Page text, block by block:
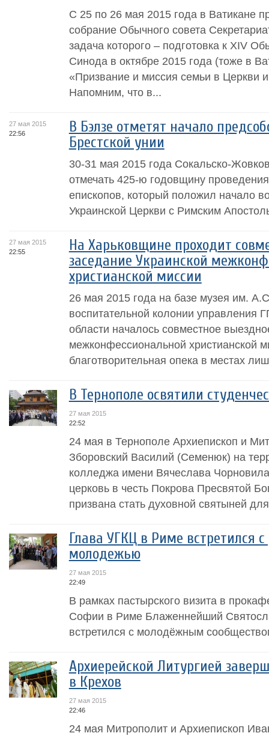
С 25 по 26 мая 2015 года в Ватикане
собрание Обычного совета
задача которого – подготовка к XIV
Синода в октябре 2015 года (тоже в
«Призвание и миссия семьи в Церкви
Напомним, что в...
27 мая 2015
22:56
В Бэлзе отметят начало
Брестской унии
30-31 мая 2015 года Сокальско-
отмечать 425-ю годовщину
епископов, который положил начало
Украинской Церкви с Римским
27 мая 2015
22:55
На Харьковщине проходит
заседание Украинской
христианской миссии
26 мая 2015 года на базе музея им.
воспитательной колонии управления
области началось совместное
межконфессиональной христианской
благотворительная опека в местах
В Тернополе освятили
27 мая 2015
22:52
24 мая в Тернополе Архиепископ и
Зборовский Василий (Семенюк) на
колледжа имени Вячеслава
церковь в честь Покрова Пресвятой
призвана стать духовной святыней
Глава УГКЦ в Риме встретился
молодежью
27 мая 2015
22:49
В рамках пастырского визита в
Софии в Риме Блаженнейший
встретился с молодёжным
Архиерейской Литургией
в Крехов
27 мая 2015
22:46
24 мая Митрополит и Архиепископ